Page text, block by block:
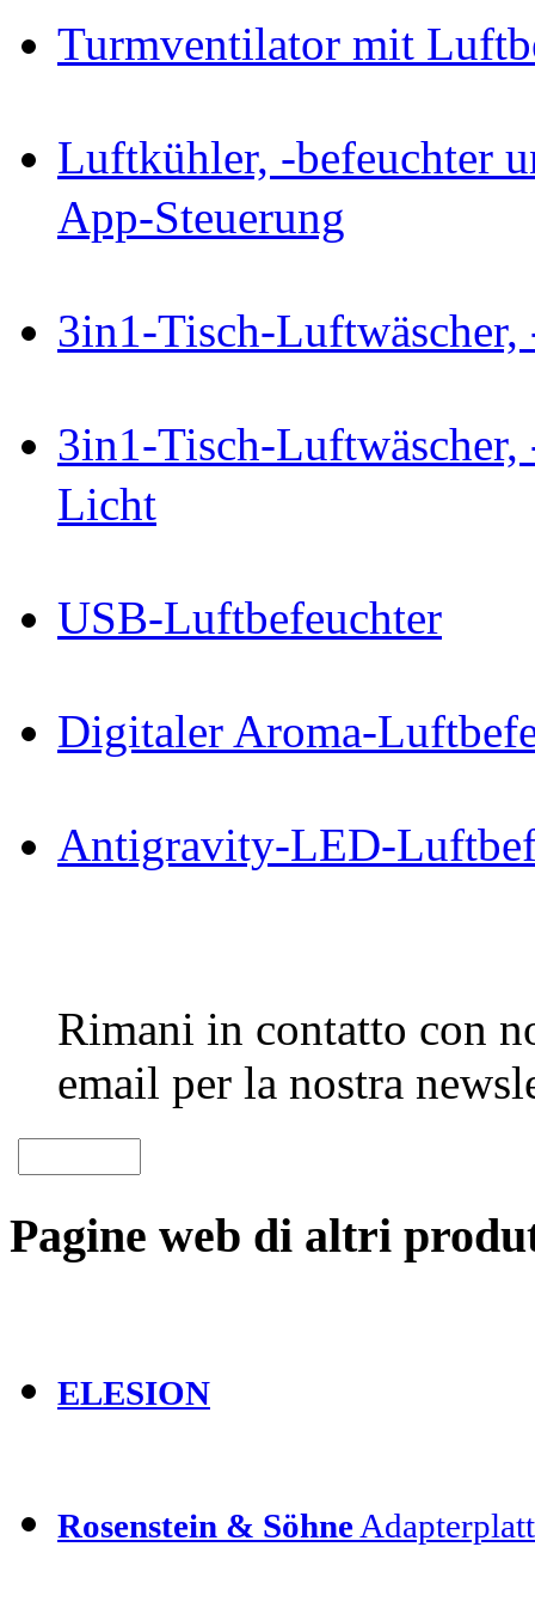
Turmventilator mit
Luftkühler, -befeuchter
App-Steuerung
3in1-Tisch-
3in1-Tisch-
Licht
USB-Luftbefeuchter
Digitaler Aroma-
Antigravity-LED-
Rimani in contatto con
email per la nostra
Pagine web di altri
ELESION
Rosenstein & Söhne